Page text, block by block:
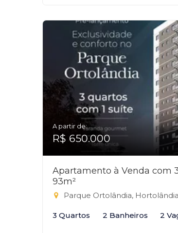
A partir de:
R$ 650.000
Apartamento à Venda com
93m²
Parque Ortolândia,
3 Quartos 2 Banheiros 2